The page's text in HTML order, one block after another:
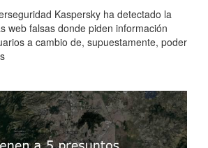
Kaspersky ha detectado la
web falsas donde piden información
a cambio de, supuestamente, poder